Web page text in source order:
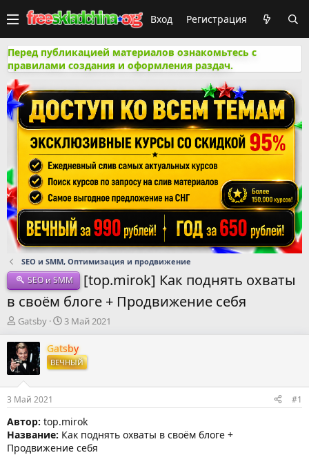
Вход Регистрация
Перед публикацией материалов ознакомьтесь с
правилами создания и оформления раздач.
SEO и SMM, Оптимизация и продвижение
SEO и SMM
[top.mirok] Как поднять охваты
в своём блоге + Продвижение себя
А
т
о
р
т
е
м
ы
Gatsby
Д
т
а
н
а
л
а
3 Май 2021
Gatsby
ВЕЧНЫЙ
3 Май 2021 #1
Автор: top.mirok
Название: Как поднять охваты в своём блоге +
Продвижение себя